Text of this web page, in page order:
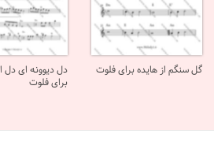
گل سنگم از هایده برای فلوت
دل دیوونه ای دل
برای فلوت